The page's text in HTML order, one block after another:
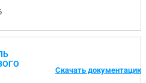
Скачать документацию